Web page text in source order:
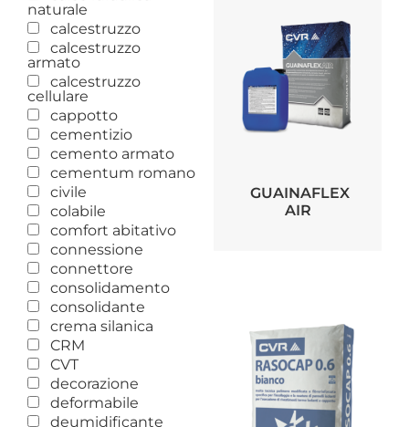
naturale
calcestruzzo
calcestruzzo
armato
calcestruzzo
cellulare
cappotto
cementizio
cemento armato
cementum romano
civile
colabile
comfort abitativo
connessione
connettore
consolidamento
consolidante
crema silanica
CRM
CVT
decorazione
deformabile
deumidificante
GUAINAFLEX
AIR